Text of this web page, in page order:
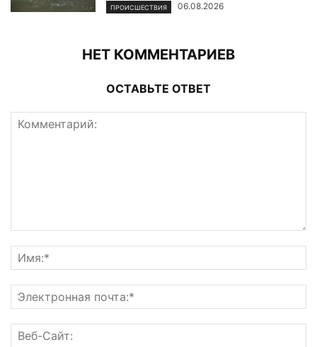
ПРОИСШЕСТВИЯ 06.08.2026
НЕТ КОММЕНТАРИЕВ
ОСТАВЬТЕ ОТВЕТ